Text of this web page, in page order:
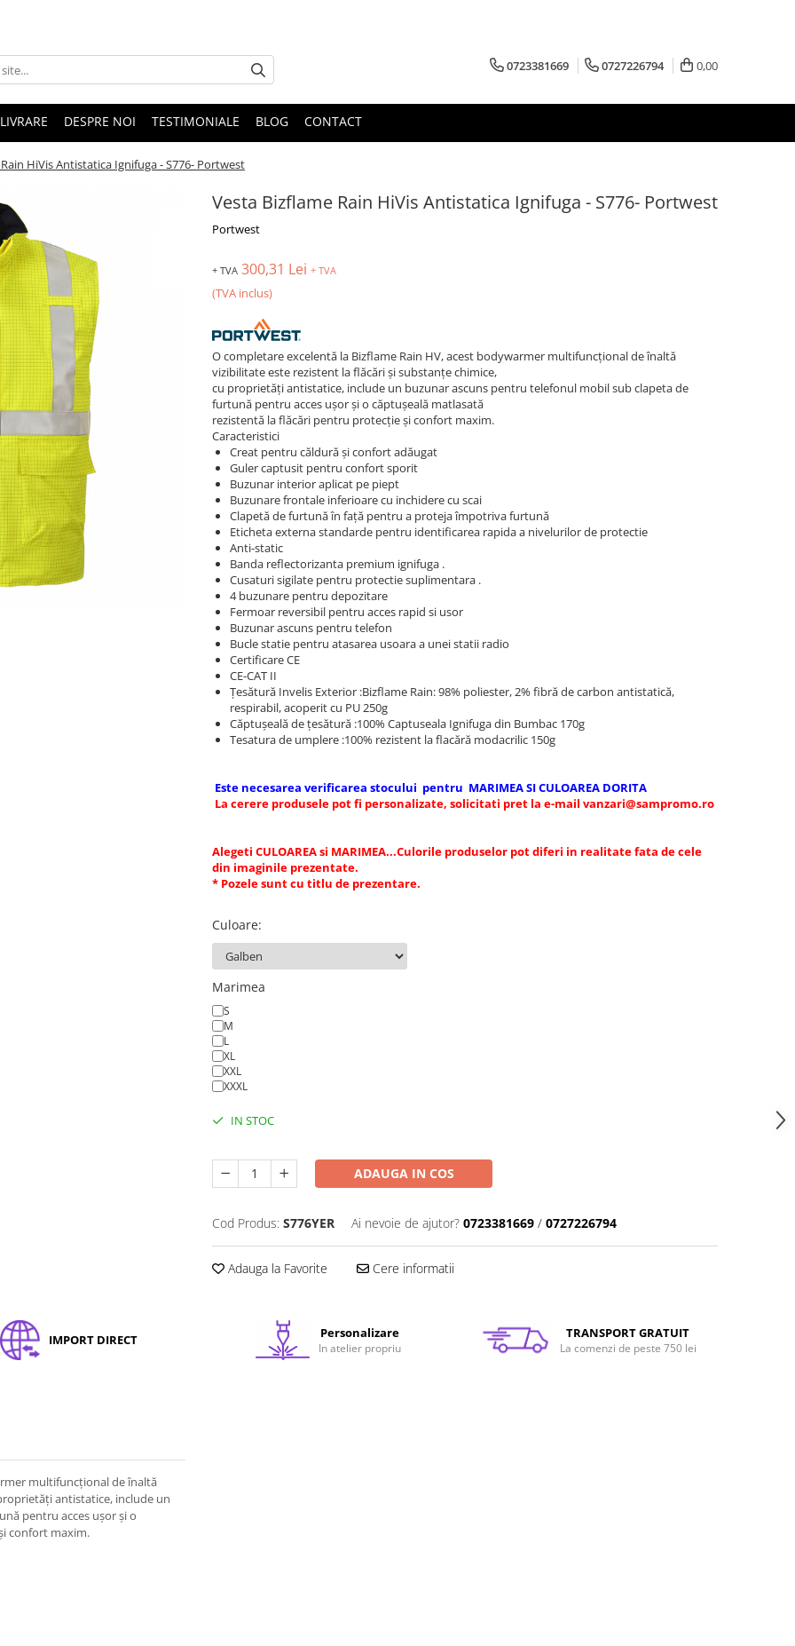
0723381669 0727226794 0,00
LIVRARE DESPRE NOI TESTIMONIALE BLOG CONTACT
HiVis Antistatica Ignifuga - S776- Portwest
Vesta Bizflame Rain HiVis Antistatica Ignifuga - S776- Portwest
Portwest
+ TVA 300,31 Lei + TVA
(TVA inclus)
O completare excelentă la Bizflame Rain HV, acest bodywarmer multifuncțional de înaltă
vizibilitate este rezistent la flăcări și substanțe chimice,
cu proprietăți antistatice, include un buzunar ascuns pentru telefonul mobil sub clapeta de
furtună pentru acces ușor și o căptușeală matlasată
rezistentă la flăcări pentru protecție și confort maxim.
Caracteristici
Creat pentru căldură și confort adăugat
Guler captusit pentru confort sporit
Buzunar interior aplicat pe piept
Buzunare frontale inferioare cu inchidere cu scai
Clapetă de furtună în față pentru a proteja împotriva furtună
Eticheta externa standarde pentru identificarea rapida a nivelurilor de protectie
Anti-static
Banda reflectorizanta premium ignifuga .
Cusaturi sigilate pentru protectie suplimentara .
4 buzunare pentru depozitare
Fermoar reversibil pentru acces rapid si usor
Buzunar ascuns pentru telefon
Bucle statie pentru atasarea usoara a unei statii radio
Certificare CE
CE-CAT II
Țesătură Invelis Exterior :Bizflame Rain: 98% poliester, 2% fibră de carbon antistatică,
respirabil, acoperit cu PU 250g
Căptușeală de țesătură :100% Captuseala Ignifuga din Bumbac 170g
Tesatura de umplere :100% rezistent la flacără modacrilic 150g
Este necesarea verificarea stocului pentru MARIMEA SI CULOAREA DORITA
La cerere produsele pot fi personalizate, solicitati pret la e-mail vanzari@sampromo.ro
Alegeti CULOAREA si MARIMEA...Culorile produselor pot diferi in realitate fata de cele
din imaginile prezentate.
* Pozele sunt cu titlu de prezentare.
Culoare:
Marimea
S
M
L
XL
XXL
XXXL
IN STOC
ADAUGA IN COS
Cod Produs: S776YER Ai nevoie de ajutor? 0723381669 / 0727226794
Adauga la Favorite Cere informatii
IMPORT DIRECT Personalizare
In atelier propriu
TRANSPORT GRATUIT
La comenzi de peste 750 lei
multifuncțional de înaltă
antistatice, include un
pentru acces ușor și o
confort maxim.